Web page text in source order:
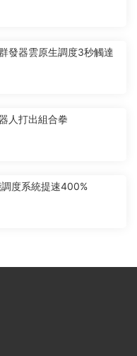
發器雲原生調度3秒觸達
人打出組合拳
度系統提速400%